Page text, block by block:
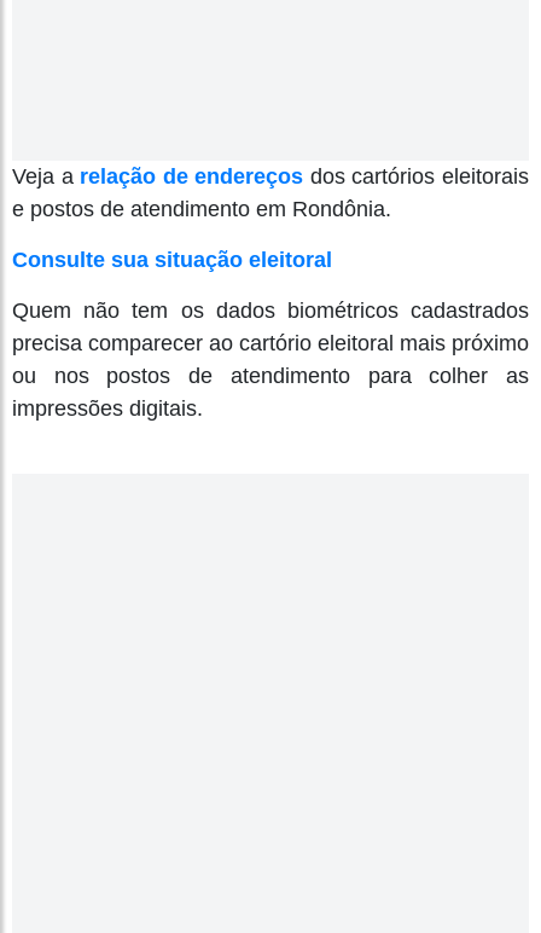
Veja a relação de endereços dos cartórios eleitorais
e postos de atendimento em Rondônia.
Consulte sua situação eleitoral
Quem não tem os dados biométricos cadastrados
precisa comparecer ao cartório eleitoral mais próximo
ou nos postos de atendimento para colher as
impressões digitais.